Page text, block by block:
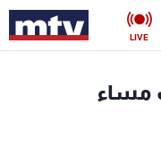
LIVE
مساء